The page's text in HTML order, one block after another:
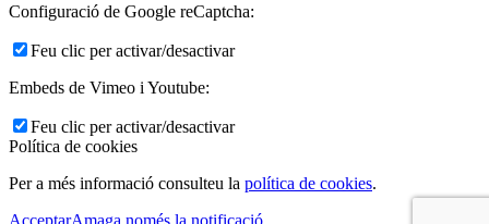
Configuració de Google reCaptcha:
Feu clic per activar/desactivar
Embeds de Vimeo i Youtube:
Feu clic per activar/desactivar
Política de cookies
Per a més informació consulteu la política de cookies.
AcceptarAmaga només la notificació